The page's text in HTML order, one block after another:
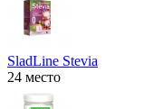
SladLine Stevia
24 место